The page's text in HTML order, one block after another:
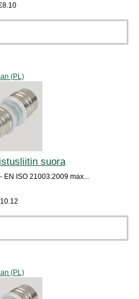
(PL)
suora
ISO 21003:2009 max...
(PL)